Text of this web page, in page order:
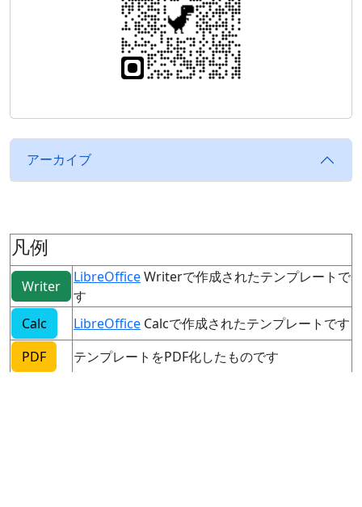
アーカイブ
凡例
Writer
LibreOfficeWriterで作成されたテンプレートで
す
Calc
LibreOffice Calcで作成されたテンプレートです
PDF
テンプレートをPDF化したものです